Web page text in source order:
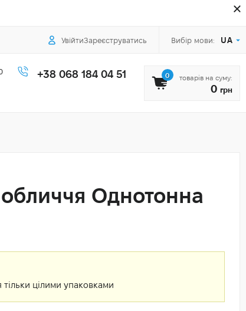
УвійтиЗареєструватись Вибір мови: UA
+38 068 184 04 51 0 товарів на суму:
0 грн
Однотонна
цілими упаковками